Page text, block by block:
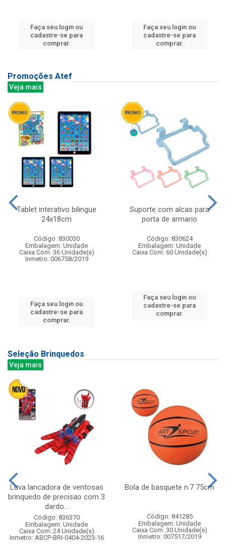
Faça seu login ou
cadastre-se para
comprar.
Faça seu login ou
cadastre-se para
comprar.
Promoções Atef
Veja mais
Tablet interativo bilingue
24x18cm
Código: 830030
Embalagem: Unidade
Caixa Com: 36 Unidade(s)
Inmetro: 006758/2019
Faça seu login ou
cadastre-se para
comprar.
Suporte com alcas para
porta de armario
Código: 830624
Embalagem: Unidade
Caixa Com: 60 Unidade(s)
Faça seu login ou
cadastre-se para
comprar.
Seleção Brinquedos
Veja mais
Luva lancadora de ventosas
brinquedo de precisao com 3
dardo...
Código: 836370
Embalagem: Unidade
Caixa Com: 24 Unidade(s)
Inmetro: ABCP-BRI-0404-2023-16
Bola de basquete n.7 75cm
Código: 841285
Embalagem: Unidade
Caixa Com: 30 Unidade(s)
Inmetro: 007517/2019